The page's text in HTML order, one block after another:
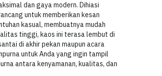
dan gaya modern. Dihiasi
untuk memberikan kesan
kasual, membuatnya mudah
tinggi, kaos ini terasa lembut di
di akhir pekan maupun acara
untuk Anda yang ingin tampil
antara kenyamanan, kualitas, dan